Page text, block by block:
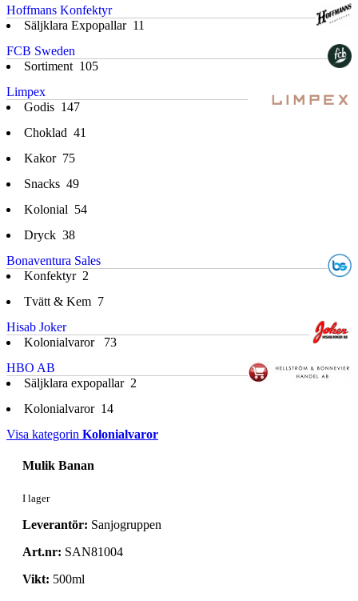
Hoffmans Konfektyr
Säljklara Expopallar 11
FCB Sweden
Sortiment 105
Limpex
Godis 147
Choklad 41
Kakor 75
Snacks 49
Kolonial 54
Dryck 38
Bonaventura Sales
Konfektyr 2
Tvätt & Kem 7
Hisab Joker
Kolonialvaror
73
HBO AB
Säljklara expopallar 2
Kolonialvaror 14
Visa kategorin Kolonialvaror
Mulik Banan
I lager
Leverantör: Sanjogruppen
Art.nr: SAN81004
Vikt: 500ml